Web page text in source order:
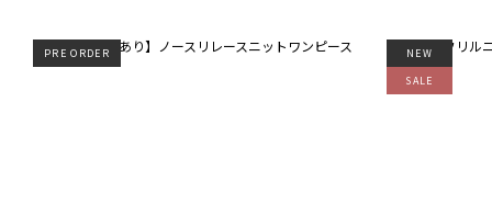
PRE ORDER
NEW
SALE